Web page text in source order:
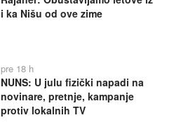
i ka Nišu od ove zime
pre 18 h
NUNS: U julu fizički napadi na
novinare, pretnje, kampanje
protiv lokalnih TV